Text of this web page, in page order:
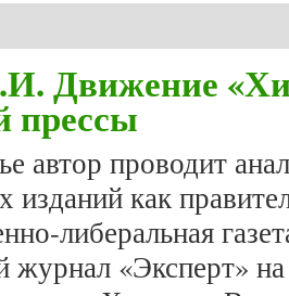
Движение
прессы
автор проводит
изданий как
либеральная
журнал «Эксперт»